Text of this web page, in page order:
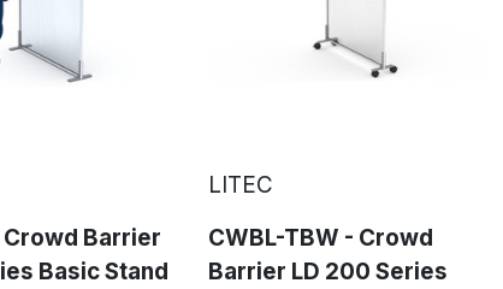
Crowd Barrier
Basic Stand
LITEC
CWBL-TBW - Crowd
Barrier LD 200 Series